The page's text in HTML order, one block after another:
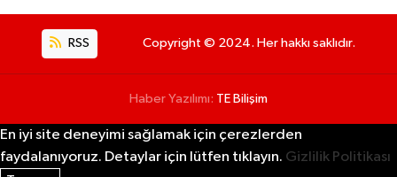
RSS Copyright © 2024. Her hakkı saklıdır.
Haber Yazılımı: TE Bilişim
En iyi site deneyimi sağlamak için çerezlerden
faydalanıyoruz. Detaylar için lütfen tıklayın. Gizlilik Politikası